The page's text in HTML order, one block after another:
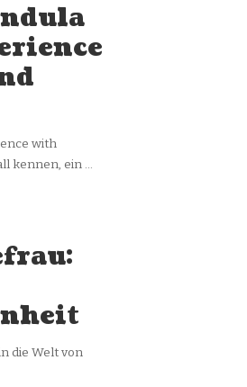
with
kennen, ein ...
die Welt von